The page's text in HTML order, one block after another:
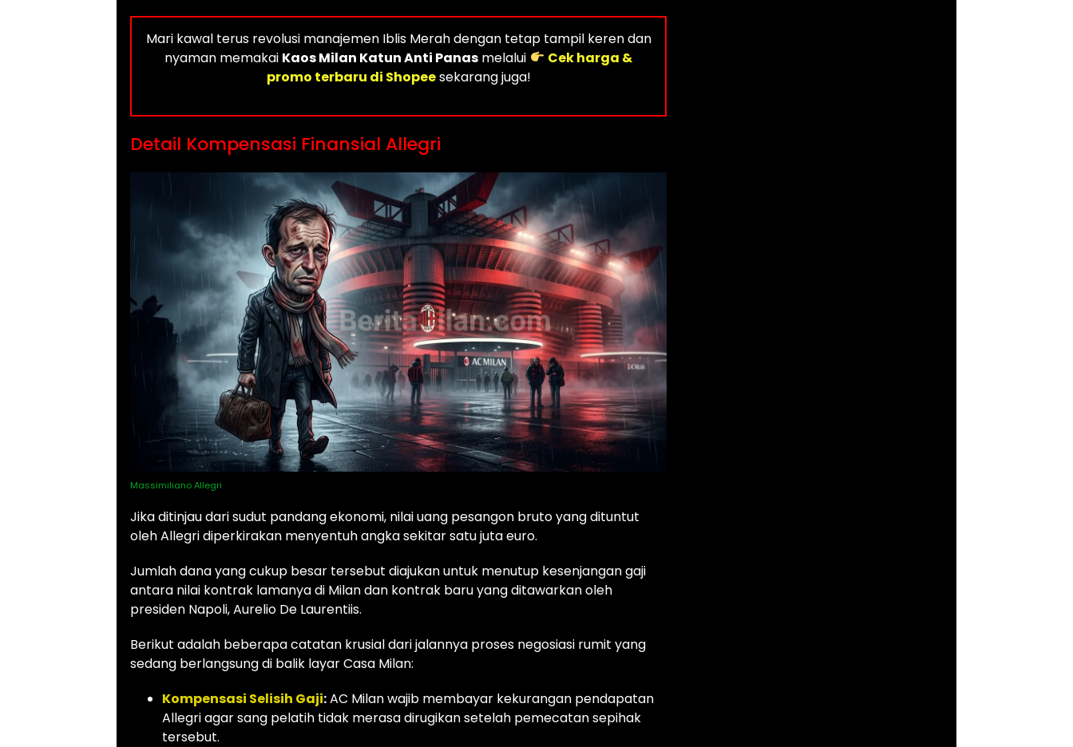
Mari kawal terus revolusi manajemen Iblis Merah dengan tetap tampil keren dan
nyaman memakai Kaos Milan Katun Anti Panas melalui
Cek harga &
promo terbaru di Shopeesekarang juga!
Detail Kompensasi Finansial Allegri
Massimiliano Allegri
Jika ditinjau dari sudut pandang ekonomi, nilai uang pesangon bruto yang dituntut
oleh Allegri diperkirakan menyentuh angka sekitar satu juta euro.
Jumlah dana yang cukup besar tersebut diajukan untuk menutup kesenjangan gaji
antara nilai kontrak lamanya di Milan dan kontrak baru yang ditawarkan oleh
presiden Napoli, Aurelio De Laurentiis.
Berikut adalah beberapa catatan krusial dari jalannya proses negosiasi rumit yang
sedang berlangsung di balik layar Casa Milan:
Kompensasi Selisih Gaji:AC Milan wajib membayar kekurangan pendapatan
Allegri agar sang pelatih tidak merasa dirugikan setelah pemecatan sepihak
tersebut.